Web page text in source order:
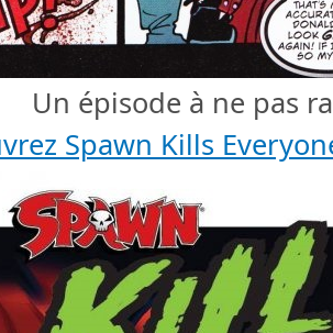
Un épisode à ne pas
Spawn Kills